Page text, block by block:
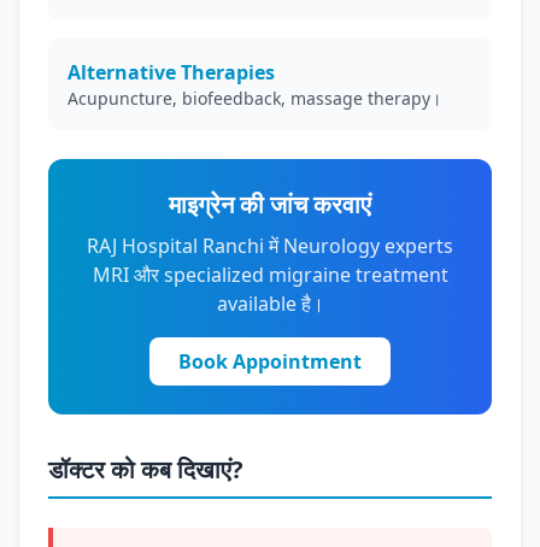
Alternative Therapies
Acupuncture, biofeedback, massage therapy।
माइग्रेन की जांच करवाएं
RAJ Hospital Ranchi में Neurology experts
MRI और specialized migraine treatment
available है।
Book Appointment
डॉक्टर को कब दिखाएं?